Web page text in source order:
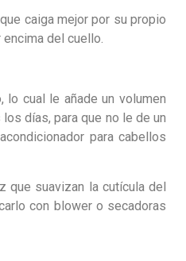
caiga mejor por su propio
del cuello.
cual le añade un volumen
días, para que no le de un
para cabellos
que suavizan la cutícula del
con blower o secadoras